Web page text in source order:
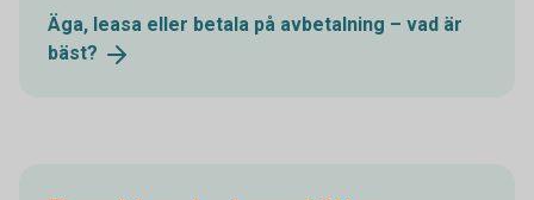
Äga, leasa eller betala på avbetalning – vad är
bäst?